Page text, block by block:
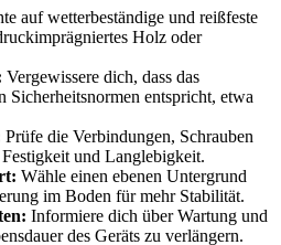
auf wetterbeständige und reißfeste
Holz oder
Vergewissere dich, dass das
Sicherheitsnormen entspricht, etwa
Prüfe die Verbindungen, Schrauben
und Langlebigkeit.
Wähle einen ebenen Untergrund
im Boden für mehr Stabilität.
Informiere dich über Wartung und
des Geräts zu verlängern.